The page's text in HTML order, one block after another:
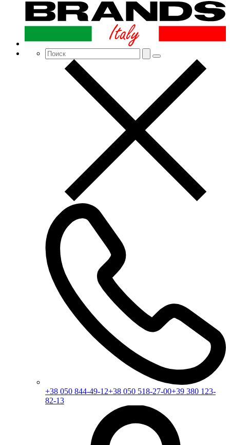
+38 050 844-49-12+38 050 518-27-00+39 380 123-
82-13